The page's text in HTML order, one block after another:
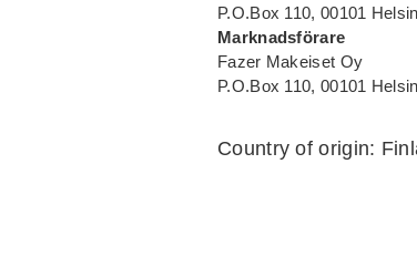
P.O.Box 110, 00101
Marknadsförare
Fazer Makeiset Oy
P.O.Box 110, 00101
Country of origin: